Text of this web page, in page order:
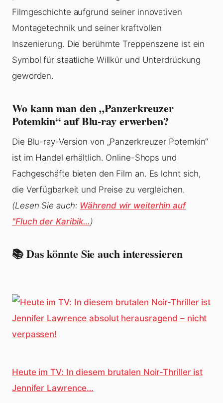
Filmgeschichte aufgrund seiner innovativen
Montagetechnik und seiner kraftvollen
Inszenierung. Die berühmte Treppenszene ist ein
Symbol für staatliche Willkür und Unterdrückung
geworden.
Wo kann man den „Panzerkreuzer
Potemkin“ auf Blu-ray erwerben?
Die Blu-ray-Version von „Panzerkreuzer Potemkin“
ist im Handel erhältlich. Online-Shops und
Fachgeschäfte bieten den Film an. Es lohnt sich,
die Verfügbarkeit und Preise zu vergleichen.
(Lesen Sie auch: Während wir weiterhin auf
"Fluch der Karibik…)
📚 Das könnte Sie auch interessieren
Heute im TV: In diesem brutalen Noir-Thriller ist
Jennifer Lawrence…